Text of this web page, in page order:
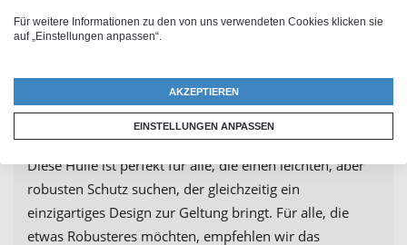
mit Fotodruck bietet nicht nur eine brillante
Stoßschutz. Dieser schützt dein Galaxy S25 Plus im
Alltag bestens vor Kratzern, Stößen und anderen
Diese Hülle ist perfekt für alle, die einen leichten, aber
robusten Schutz suchen, der gleichzeitig ein
einzigartiges Design zur Geltung bringt. Für alle, die
etwas Robusteres möchten, empfehlen wir das
Für weitere Informationen zu den von uns verwendeten Cookies klicken sie
auf „Einstellungen anpassen“.
AKZEPTIEREN
EINSTELLUNGEN ANPASSEN